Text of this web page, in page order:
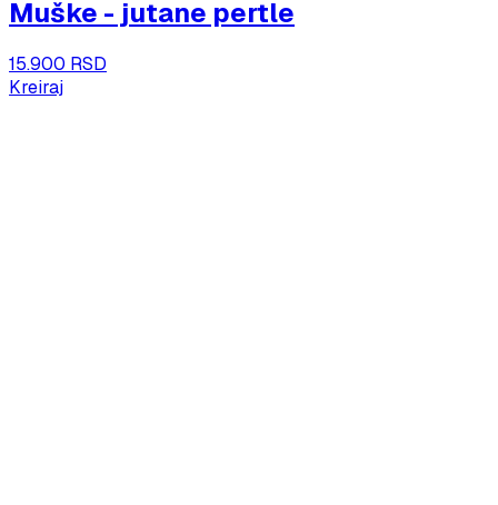
Muške - jutane pertle
15.900 RSD
Kreiraj